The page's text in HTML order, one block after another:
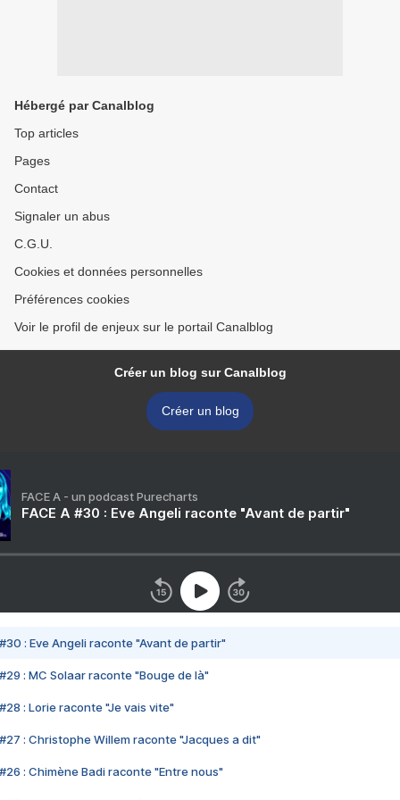
Hébergé par Canalblog
Top articles
Pages
Contact
Signaler un abus
C.G.U.
Cookies et données personnelles
Préférences cookies
Voir le profil de enjeux sur le portail Canalblog
Créer un blog sur Canalblog
Créer un blog
FACE A - un podcast Purecharts
FACE A #30 : Eve Angeli raconte "Avant de partir"
#30 : Eve Angeli raconte "Avant de partir"
#29 : MC Solaar raconte "Bouge de là"
#28 : Lorie raconte "Je vais vite"
#27 : Christophe Willem raconte "Jacques a dit"
#26 : Chimène Badi raconte "Entre nous"